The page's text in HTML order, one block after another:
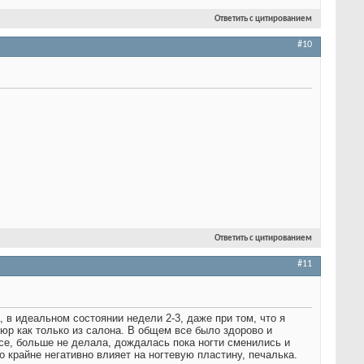
Ответить с цитированием
#10
Ответить с цитированием
#11
идеальном состоянии недели 2-3, даже при том, что я
как только из салона. В общем все было здорово и
больше не делала, дождалась пока ногти сменились и
негативно влияет на ногтевую пластину, печалька.